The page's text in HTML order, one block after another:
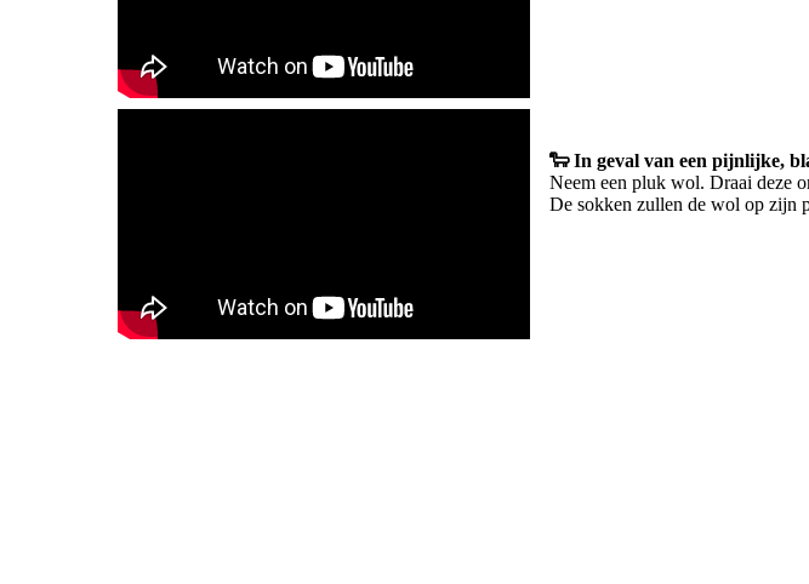
🐑 In geval van een pijnlijke,
Neem een pluk wol. Draai deze
De sokken zullen de wol op zijn